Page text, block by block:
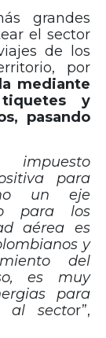
grandes
el sector
de los
por
mediante
y
pasando
para
un eje
para los
aérea es
y
del
es muy
para
al sector”,